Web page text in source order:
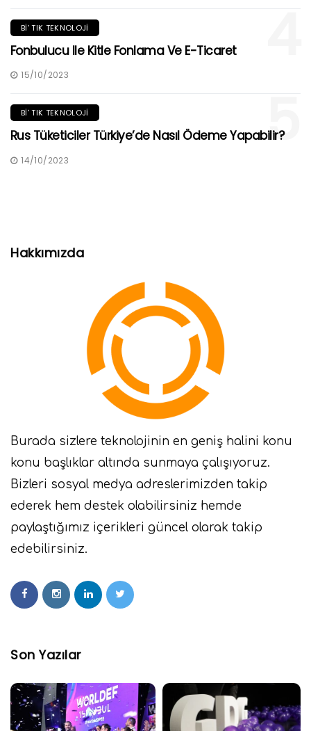
BI' TIK TEKNOLOJI
Fonbulucu Ile Kitle Fonlama Ve E-Ticaret
15/10/2023
5
BI' TIK TEKNOLOJI
Rus Tüketiciler Türkiye’de Nasıl Ödeme Yapabilir?
14/10/2023
Hakkımızda
Burada sizlere teknolojinin en geniş halini konu
konu başlıklar altında sunmaya çalışıyoruz.
Bizleri sosyal medya adreslerimizden takip
ederek hem destek olabilirsiniz hemde
paylaştığımız içerikleri güncel olarak takip
edebilirsiniz.
Son Yazılar